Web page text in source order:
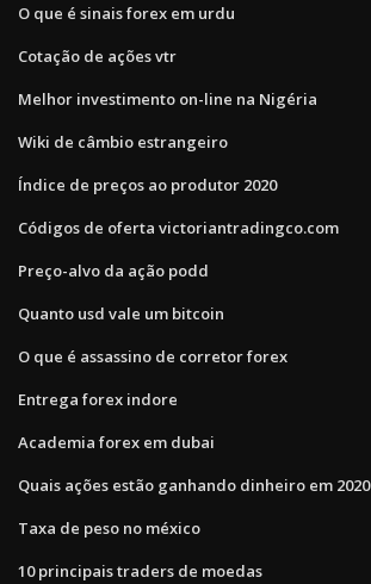
O que é sinais forex em urdu
Cotação de ações vtr
Melhor investimento on-line na Nigéria
Wiki de câmbio estrangeiro
Índice de preços ao produtor 2020
Códigos de oferta victoriantradingco.com
Preço-alvo da ação podd
Quanto usd vale um bitcoin
O que é assassino de corretor forex
Entrega forex indore
Academia forex em dubai
Quais ações estão ganhando dinheiro em 2020
Taxa de peso no méxico
10 principais traders de moedas